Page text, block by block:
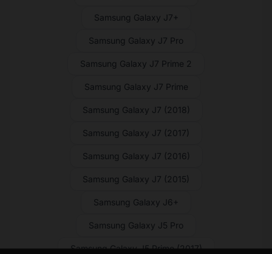
Samsung Galaxy J7+
Samsung Galaxy J7 Pro
Samsung Galaxy J7 Prime 2
Samsung Galaxy J7 Prime
Samsung Galaxy J7 (2018)
Samsung Galaxy J7 (2017)
Samsung Galaxy J7 (2016)
Samsung Galaxy J7 (2015)
Samsung Galaxy J6+
Samsung Galaxy J5 Pro
Samsung Galaxy J5 Prime (2017)